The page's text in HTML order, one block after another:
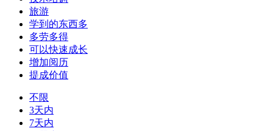
旅游
学到的东西多
多劳多得
可以快速成长
增加阅历
提成价值
不限
3天内
7天内